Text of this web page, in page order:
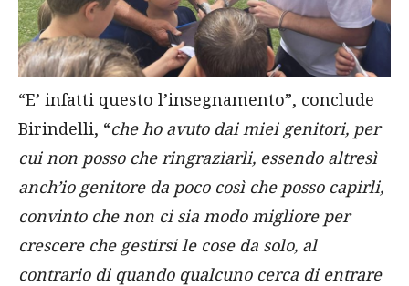
“E’ infatti questo l’insegnamento”, conclude
Birindelli, “che ho avuto dai miei genitori, per
cui non posso che ringraziarli, essendo altresì
anch’io genitore da poco così che posso capirli,
convinto che non ci sia modo migliore per
crescere che gestirsi le cose da solo, al
contrario di quando qualcuno cerca di entrare